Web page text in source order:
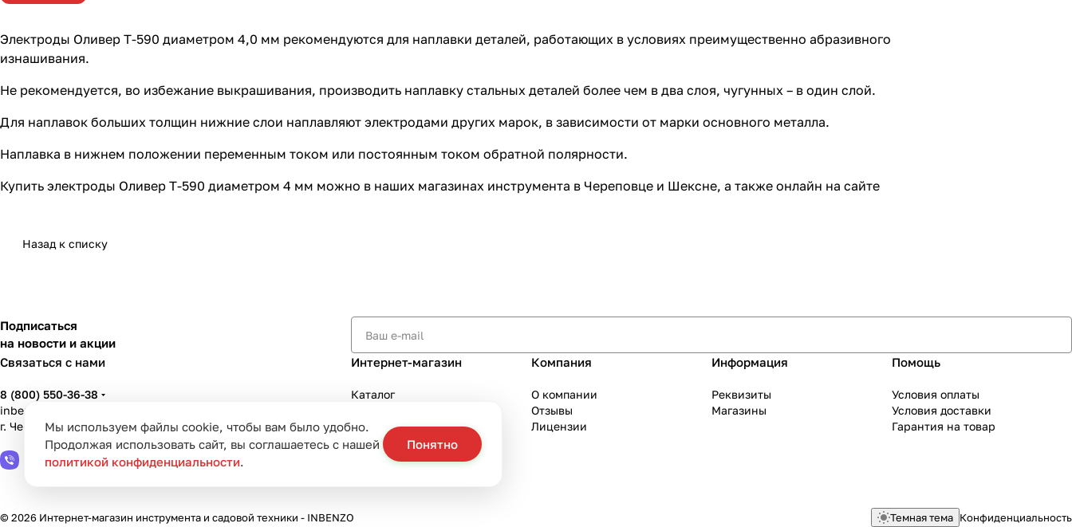
Мы используем файлы cookie, чтобы вам было удобно.
Продолжая использовать сайт, вы соглашаетесь с нашей
политикой конфиденциальности.
Понятно
Электроды Оливер Т-590 диаметром 4,0 мм рекомендуются для наплавки деталей, работающих в условиях преимущественно абразивного
изнашивания.
Не рекомендуется, во избежание выкрашивания, производить наплавку стальных деталей более чем в два слоя, чугунных – в один слой.
Для наплавок больших толщин нижние слои наплавляют электродами других марок, в зависимости от марки основного металла.
Наплавка в нижнем положении переменным током или постоянным током обратной полярности.
Купить электроды Оливер Т-590 диаметром 4 мм можно в наших магазинах инструмента в Череповце и Шексне, а также онлайн на сайте
Назад к списку
Подписаться
на новости и акции
Связаться с нами
8 (800) 550-36-38
inbenzo35@list.ru
г. Череповец, ул. Вологодская, д. 50А
Интернет-магазин
Каталог
Бренды
Услуги
Компания
О компании
Отзывы
Лицензии
Информация
Реквизиты
Магазины
Помощь
Условия оплаты
Условия доставки
Гарантия на товар
© 2026 Интернет-магазин инструмента и садовой техники - INBENZO Темная тема Конфиденциальность